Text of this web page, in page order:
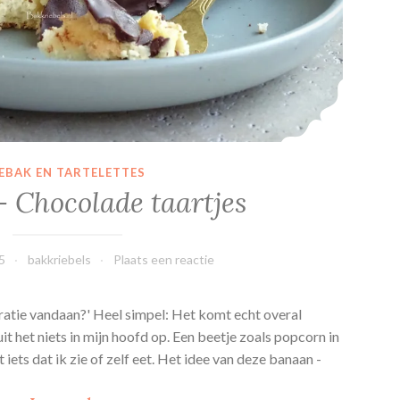
t
a
a
r
EN TARTELETTES
Chocolade taartjes
bakkriebels Plaats een reactie
vandaan?' Heel simpel: Het komt echt overal
het niets in mijn hoofd op. Een beetje zoals popcorn in
iets dat ik zie of zelf eet. Het idee van deze banaan -